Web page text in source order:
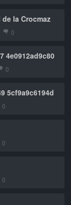
la Crocmaz
0
4e0912ad9c80
0
5cf9a9c6194d
0
0
0